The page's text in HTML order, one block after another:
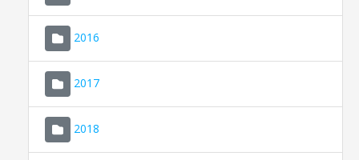
2016
2017
2018